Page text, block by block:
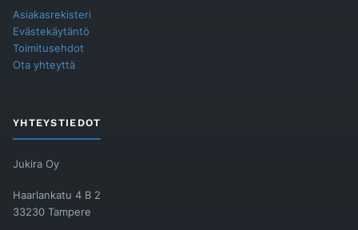
Asiakasrekisteri
Evästekäytäntö
Toimitusehdot
Ota yhteyttä
YHTEYSTIEDOT
Jukira Oy
Haarlankatu 4 B 2
33230 Tampere